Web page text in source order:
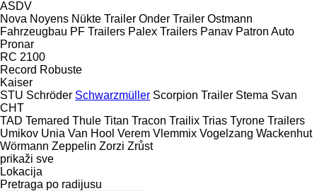
ASDV
Nova Noyens Nükte Trailer Onder Trailer Ostmann
Fahrzeugbau PF Trailers Palex Trailers Panav Patron Auto
Pronar
RC 2100
Record Robuste
Kaiser
STU Schröder Schwarzmüller Scorpion Trailer Stema Svan
CHT
TAD Temared Thule Titan Tracon Trailix Trias Tyrone Trailers
Umikov Unia Van Hool Verem Vlemmix Vogelzang Wackenhut
Wörmann Zeppelin Zorzi Zrůst
prikaži sve
Lokacija
Pretraga po radijusu